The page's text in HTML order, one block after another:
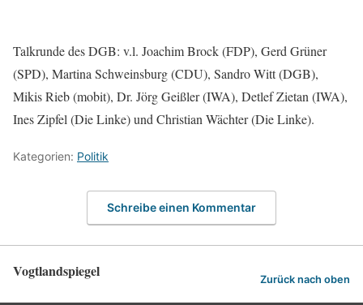
Talkrunde des DGB: v.l. Joachim Brock (FDP), Gerd Grüner
(SPD), Martina Schweinsburg (CDU), Sandro Witt (DGB),
Mikis Rieb (mobit), Dr. Jörg Geißler (IWA), Detlef Zietan (IWA),
Ines Zipfel (Die Linke) und Christian Wächter (Die Linke).
Kategorien: Politik
Schreibe einen Kommentar
Vogtlandspiegel Zurück nach oben